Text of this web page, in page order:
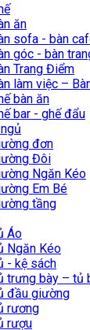
ăn
sofa - bàn
góc - bàn
Trang Điểm
làm việc –
bàn ăn
bar - ghế đẩu
đơn
Đôi
Ngăn Kéo
Em Bé
tầng
Áo
Ngăn Kéo
- kệ sách
trưng bày – tủ
đầu giường
rương
rượu